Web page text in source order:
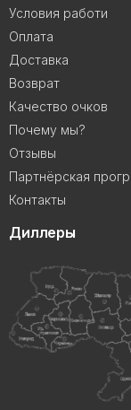
Условия работи
Оплата
Доставка
Возврат
Качество очков
Почему мы?
Отзывы
Партнёрская
Контакты
Диллеры